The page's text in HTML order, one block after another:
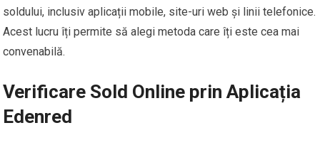
soldului, inclusiv aplicații mobile, site-uri web și linii telefonice.
Acest lucru îți permite să alegi metoda care îți este cea mai
convenabilă.
Verificare Sold Online prin Aplicația
Edenred